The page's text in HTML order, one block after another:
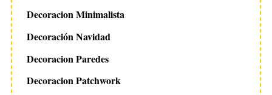
Decoracion Minimalista
Decoración Navidad
Decoracion Paredes
Decoracion Patchwork